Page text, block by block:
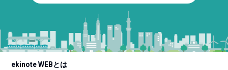
ekinote WEBとは